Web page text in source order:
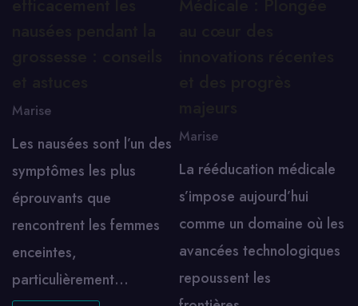
Marise
Les nausées sont l’un des
symptômes les plus
éprouvants que
rencontrent les femmes
enceintes,
particulièrement…
Marise
La rééducation médicale
s’impose aujourd’hui
comme un domaine où les
avancées technologiques
repoussent les